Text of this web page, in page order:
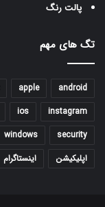
پالت رنگ
تگ های مهم
android
apple
instagram
ios
security
windows
اپلیکیشن
اینستاگرام